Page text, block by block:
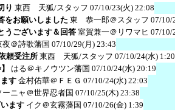
り 東西 天狐/スタッフ 07/10/23(火) 22:08
をお願いしました 東 恭一郎＠スタッフ 07/10/
うございます＆回答 室賀兼一＠リワマヒ 07/10/
夜＠詩歌藩国 07/10/29(月) 23:43
頼受注所 東西 天狐/スタッフ 07/10/24(水) 1:20
はる＠キノウツン藩国 07/10/24(水) 20:19
す 金村佑華＠ＦＥＧ 07/10/24(水) 22:03
ーニャ＠世界忍者国 07/10/25(木) 23:38
ます イク＠玄霧藩国 07/10/26(金) 1:39